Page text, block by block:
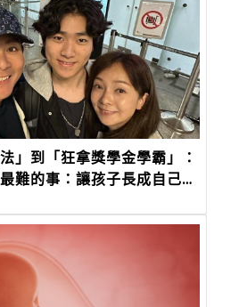
」到「狂拿獎學金學霸」：
難的事：讓孩子長成自己的